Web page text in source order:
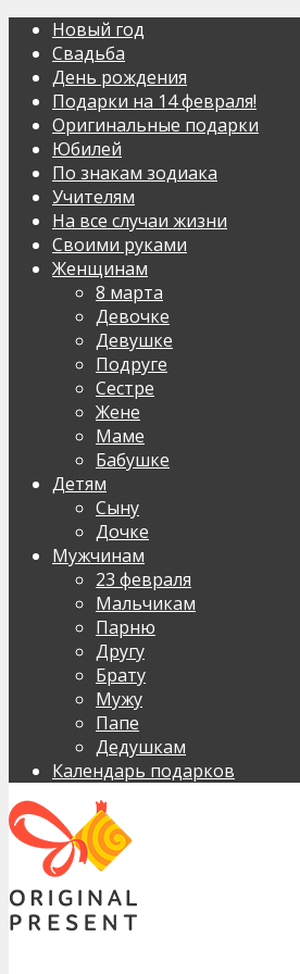
Новый год
Свадьба
День рождения
Подарки на 14 февраля!
Оригинальные подарки
Юбилей
По знакам зодиака
Учителям
На все случаи жизни
Своими руками
Женщинам
8 марта
Девочке
Девушке
Подруге
Сестре
Жене
Маме
Бабушке
Детям
Сыну
Дочке
Мужчинам
23 февраля
Мальчикам
Парню
Другу
Брату
Мужу
Папе
Дедушкам
Календарь подарков